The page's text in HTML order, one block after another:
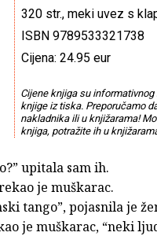
320 str., meki uvez s
ISBN 9789533321738
Cijena: 24.95 eur
Cijene knjiga su
knjige iz tiska. Preporučamo
nakladnika ili u knjižarama!
knjiga, potražite ih u
upitala sam ih.
je muškarac.
tango”, pojasnila je
je muškarac, “neki